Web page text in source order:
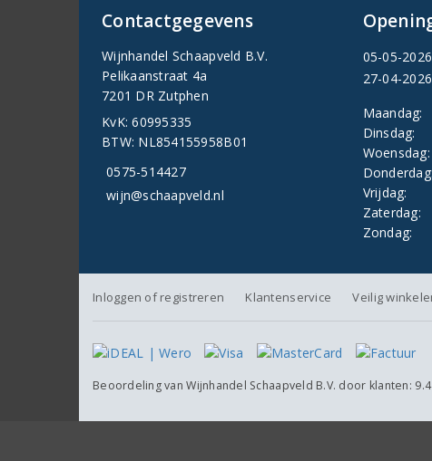
Contactgegevens
Wijnhandel Schaapveld B.V.
Pelikaanstraat 4a
7201 DR Zutphen
KvK: 60995335
BTW: NL854155958B01
0575-514427
wijn@schaapveld.nl
05-05-
27-04-
Maandag:
Dinsdag:
Woensdag:
Donderdag:
Vrijdag:
Zaterdag:
Zondag:
Inloggen of registreren Klantenservice Veilig
Beoordeling vanWijnhandel Schaapveld B.V. door klanten: 9.4